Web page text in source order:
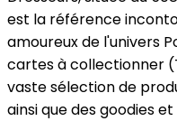
est la référence
amoureux de l'univers
cartes à collectionner
vaste sélection de
ainsi que des goodies